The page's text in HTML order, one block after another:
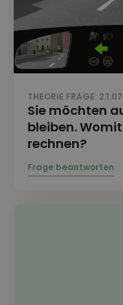
THEORIE FRAGE:
Sie möchten
bleiben.
rechnen?